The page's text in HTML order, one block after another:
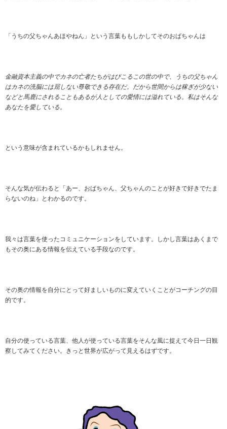
「うちの父ちゃんあほやねん」という言葉ももしかしてそのおばちゃんは
金融資本主義の中でカネの亡者たちがはびこるこの世の中で、うちの父ちゃん
はカネの洗脳には屈しない尊敬できる存在だ。だから世間からは稼ぎが少ない
などと馬鹿にされることもあるが人としての愛情には溢れている。私はそんな
あなたを愛している。
という意味が含まれているかもしれません。
そんな気が伝わると「あー、おばちゃん、父ちゃんのことが好きで好きでたま
らないのね」とわかるのです。
我々は言葉を使ったコミュニケーションをしています。しかし言葉はあくまで
もその奥にある情報を伝えている手段なのです。
その奥の情報を自分にとって好ましいものに変えていくことがコーチングの目
的です。
自分の使っている言葉、他人が使っている言葉をそんな風に捉えて今日一日観
察してみてください。きっと世界が広がって見えるはずです。